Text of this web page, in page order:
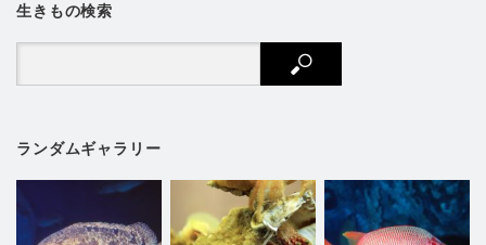
生きもの検索
ランダムギャラリー